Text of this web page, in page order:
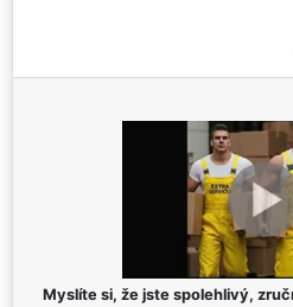
Myslíte si, že jste spolehlivý,